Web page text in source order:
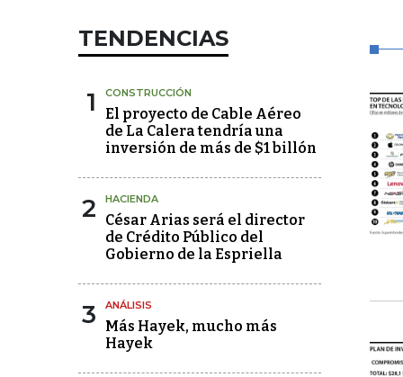
TENDENCIAS
1 CONSTRUCCIÓN
El proyecto de Cable Aéreo
de La Calera tendría una
inversión de más de $1 billón
2 HACIENDA
César Arias será el director
de Crédito Público del
Gobierno de la Espriella
3 ANÁLISIS
Más Hayek, mucho más
Hayek